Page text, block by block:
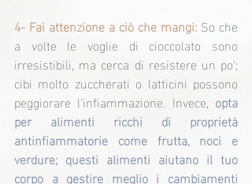
4- Fai attenzione a ciò che mangi: So che
a volte le voglie di cioccolato sono
irresistibili, ma cerca di resistere un po';
cibi molto zuccherati o latticini possono
peggiorare l'infiammazione. Invece, opta
per alimenti ricchi di proprietà
antinfiammatorie come frutta, noci e
verdure; questi alimenti aiutano il tuo
corpo a gestire meglio i cambiamenti